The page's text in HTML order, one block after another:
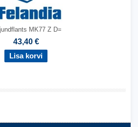
MK77 Z D=
43,40 €